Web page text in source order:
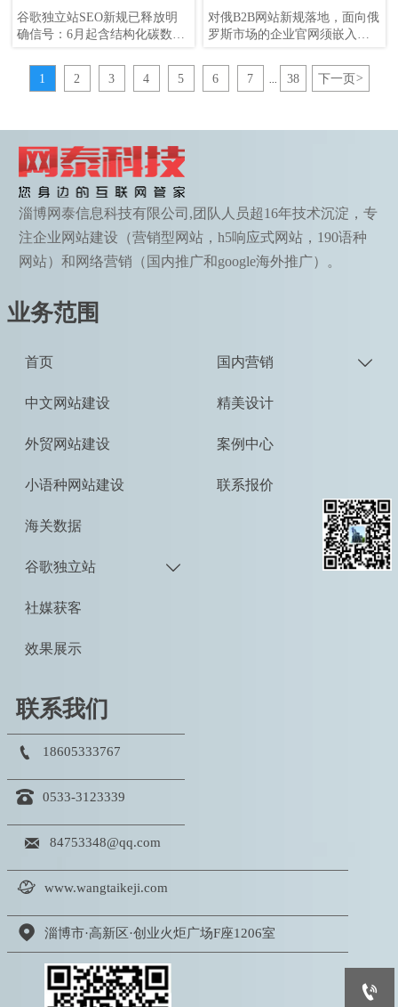
起优先索引含结构化碳数据
页
谷歌独立站SEO新规已释放明
确信号：6月起含结构化碳数据
Google搜索规则变化对B2B出海
获客、ESG买家触达与网站营
嵌入EAC认证查询入口
对俄B2B网站新规落地，面向俄
罗斯市场的企业官网须嵌入
合规要求、清关影响与询盘转
化变化，帮助外贸企业提前布
1 2 3 4 5 6 7 38 下一页 >
淄博网泰信息科技有限公司,团队人员超16年技术沉淀，专
注企业网站建设（营销型网站，h5响应式网站，190语种
网站）和网络营销（国内推广和google海外推广）。
业务范围
首页
中文网站建设
外贸网站建设
小语种网站建设
海关数据
谷歌独立站 
社媒获客
效果展示
国内营销 
精美设计
案例中心
联系报价
联系我们
 18605333767
 0533-3123339
 84753348@qq.com
 www.wangtaikeji.com
 淄博市·高新区·创业火炬广场F座1206室
